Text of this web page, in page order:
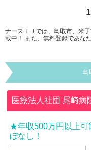
ナースＪＪでは、鳥取市、米
載中！ また、無料登録であな
鳥
医療法人社団 尾﨑病
★年収500万円以上
ぼなし！